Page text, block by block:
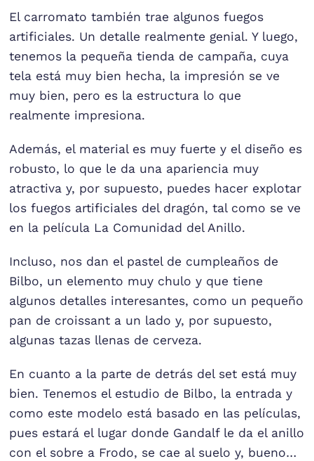
El carromato también trae algunos fuegos
artificiales. Un detalle realmente genial. Y luego,
tenemos la pequeña tienda de campaña, cuya
tela está muy bien hecha, la impresión se ve
muy bien, pero es la estructura lo que
realmente impresiona.
Además, el material es muy fuerte y el diseño es
robusto, lo que le da una apariencia muy
atractiva y, por supuesto, puedes hacer explotar
los fuegos artificiales del dragón, tal como se ve
en la película La Comunidad del Anillo.
Incluso, nos dan el pastel de cumpleaños de
Bilbo, un elemento muy chulo y que tiene
algunos detalles interesantes, como un pequeño
pan de croissant a un lado y, por supuesto,
algunas tazas llenas de cerveza.
En cuanto a la parte de detrás del set está muy
bien. Tenemos el estudio de Bilbo, la entrada y
como este modelo está basado en las películas,
pues estará el lugar donde Gandalf le da el anillo
con el sobre a Frodo, se cae al suelo y, bueno…